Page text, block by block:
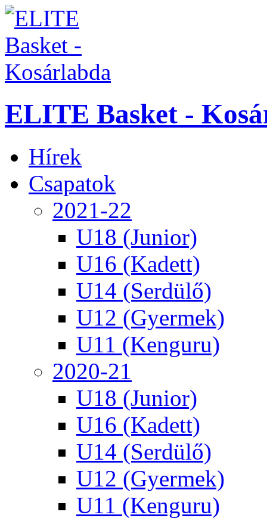
ELITE Basket -
Hírek
Csapatok
2021-22
U18 (Junior)
U16 (Kadett)
U14 (Serdülő)
U12 (Gyermek)
U11 (Kenguru)
2020-21
U18 (Junior)
U16 (Kadett)
U14 (Serdülő)
U12 (Gyermek)
U11 (Kenguru)